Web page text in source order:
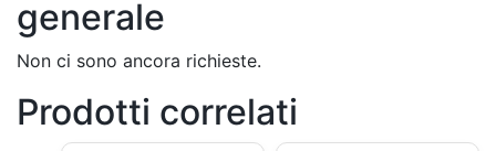
generale
Non ci sono ancora richieste.
Prodotti correlati